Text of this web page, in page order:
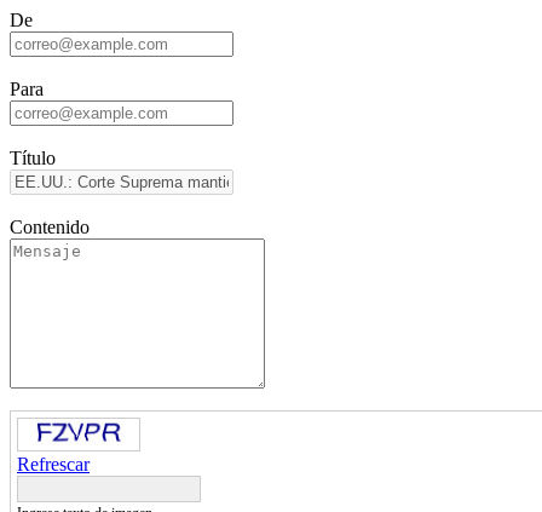
De
Para
Título
Contenido
Refrescar